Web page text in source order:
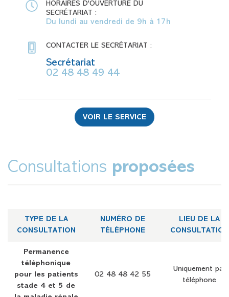
HORAIRES D'OUVERTURE DU
SECRÉTARIAT :
Du lundi au vendredi de 9h à 17h
CONTACTER LE SECRÉTARIAT :
Secrétariat
02 48 48 49 44
VOIR LE SERVICE
Consultations proposées
TYPE DE LA
CONSULTATION
NUMÉRO DE
TÉLÉPHONE
LIEU DE LA
CONSULTATION
Permanence
téléphonique
pour les patients
stade 4 et 5 de
02 48 48 42 55
Uniquement par
téléphone